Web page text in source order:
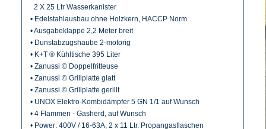
2 X 25 Ltr Wasserkanister
• Edelstahlausbau ohne Holzkern, HACCP Norm
• Ausgabeklappe 2,2 Meter breit
• Dunstabzugshaube 2-motorig
• K+T ® Kühltische 395 Liter
• Zanussi © Doppelfritteuse
• Zanussi © Grillplatte glatt
• Zanussi © Grillplatte gerillt
• UNOX Elektro-Kombidämpfer 5 GN 1/1 auf Wunsch
• 4 Flammen - Gasherd, auf Wunsch
• Power: 400V / 16-63A, 2 x 11 Ltr. Propangasflaschen